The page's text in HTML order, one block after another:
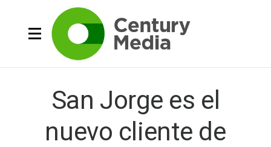
San Jorge es el
nuevo cliente de